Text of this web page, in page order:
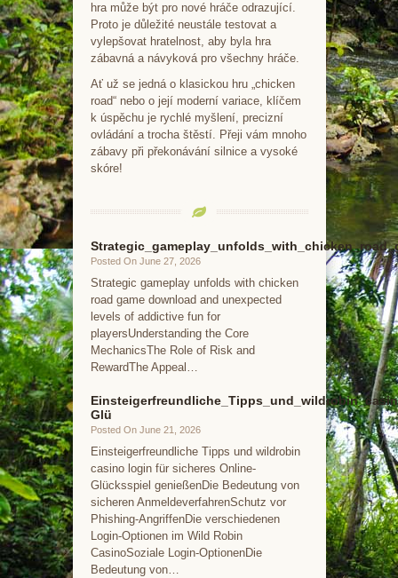
hra může být pro nové hráče odrazující.
Proto je důležité neustále testovat a
vylepšovat hratelnost, aby byla hra
zábavná a návyková pro všechny hráče.
Ať už se jedná o klasickou hru „chicken
road“ nebo o její moderní variace, klíčem
k úspěchu je rychlé myšlení, precizní
ovládání a trocha štěstí. Přeji vám mnoho
zábavy při překonávání silnice a vysoké
skóre!
Posted On June 27, 2026
Strategic gameplay unfolds with chicken
road game download and unexpected
levels of addictive fun for
playersUnderstanding the Core
MechanicsThe Role of Risk and
RewardThe Appeal…
Glü
Posted On June 21, 2026
Einsteigerfreundliche Tipps und wildrobin
casino login für sicheres Online-
Glücksspiel genießenDie Bedeutung von
sicheren AnmeldeverfahrenSchutz vor
Phishing-AngriffenDie verschiedenen
Login-Optionen im Wild Robin
CasinoSoziale Login-OptionenDie
Bedeutung von…